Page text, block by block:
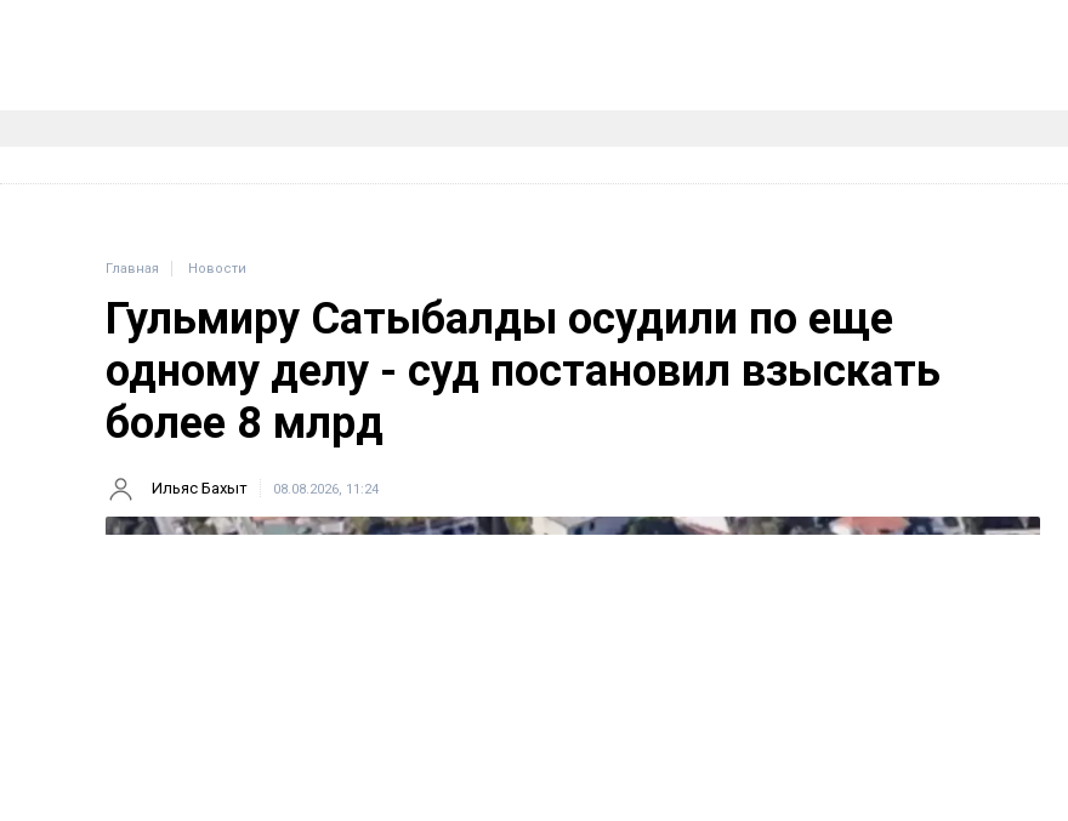
Главная Новости
Гульмиру Сатыбалды осудили по еще
одному делу - суд постановил взыскать
более 8 млрд
Ильяс Бахыт 08.08.2026, 11:24